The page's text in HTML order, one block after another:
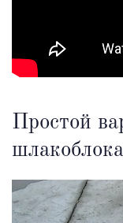
Простой